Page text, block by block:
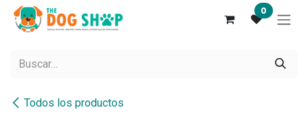
Ir al contenido 0
Todos los productos